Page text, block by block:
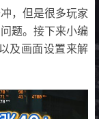
，但是很多玩家
题。接下来小编
及画面设置来解